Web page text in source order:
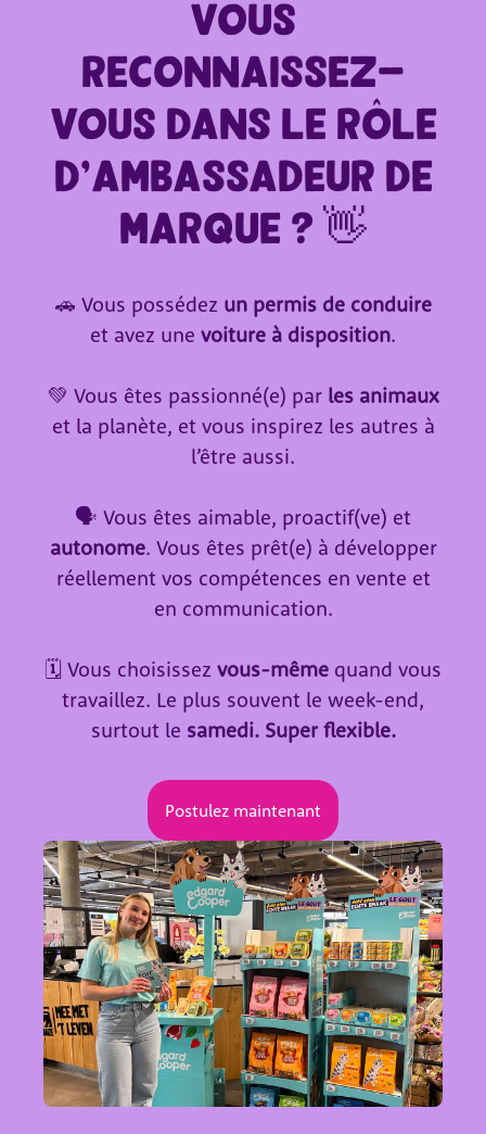
Vous
reconnaissez-
vous dans le rôle
d'ambassadeur de
marque ? 👋
🚗 Vous possédez un permis de conduire
et avez une voiture à disposition.
💚 Vous êtes passionné(e) par les animaux
et la planète, et vous inspirez les autres à
l’être aussi.
🗣️ Vous êtes aimable, proactif(ve) et
autonome. Vous êtes prêt(e) à développer
réellement vos compétences en vente et
en communication.
🗓️ Vous choisissez vous-même quand vous
travaillez. Le plus souvent le week-end,
surtout le samedi. Super flexible.
Postulez maintenant